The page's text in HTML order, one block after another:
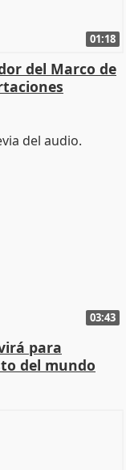
01:18
del Marco de
03:43
para
del mundo